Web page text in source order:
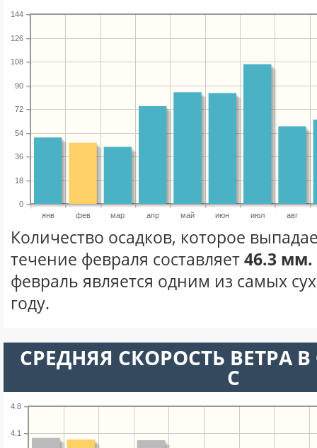
янв фев мар апр май июн июл авг
0
18
36
54
72
90
108
126
144
Количество осадков, которое
течение февраля составляет46.3 мм.
февраль является одним из самых
году.
СРЕДНЯЯ СКОРОСТЬ ВЕТРА
С
4.1
4.8